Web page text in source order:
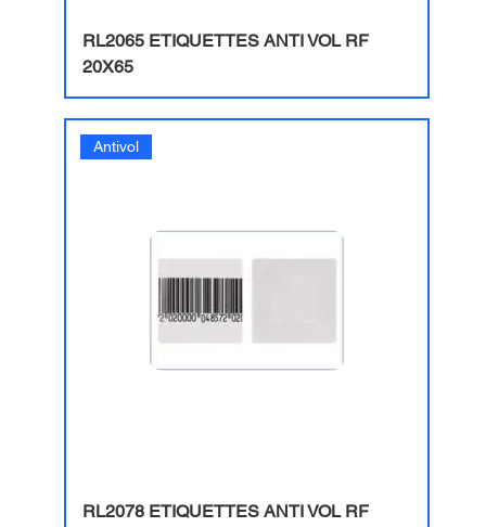
RL2065 ETIQUETTES ANTI VOL RF
20X65
Antivol
RL2078 ETIQUETTES ANTI VOL RF